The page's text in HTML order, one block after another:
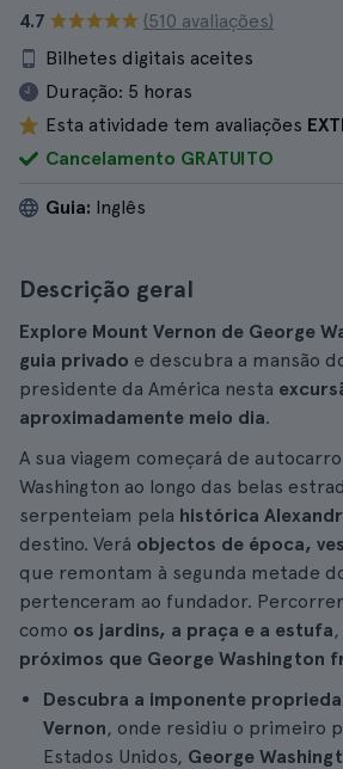
4.7
(510 avaliações)
Bilhetes digitais aceites
Duração: 5 horas
Esta atividade tem avaliações
Cancelamento GRATUITO
Guia: Inglês
Descrição geral
Explore Mount Vernon de George
guia privado e descubra a mansão
presidente da América nesta
aproximadamente meio dia.
A sua viagem começará de
Washington ao longo das belas
serpenteiam pela histórica
destino. Verá objectos de época,
que remontam à segunda metade
pertenceram ao fundador.
como os jardins, a praça e a estufa
próximos que George Washington
Descubra a imponente
Vernon, onde residiu o primeiro
Estados Unidos, George